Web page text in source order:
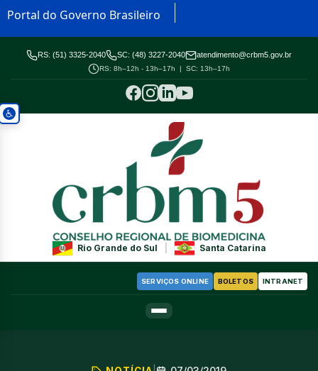
Portal do Governo Brasileiro
RS: (51) 3325-2040 SC: (48) 3227-2040 atendimento@crbm5.gov.br
RS: 8h–12h - 13h–17h | SC: 13h–17h
Rio Grande do Sul Santa Catarina
SERVIÇOS ONLINE BOLETOS INTRANET